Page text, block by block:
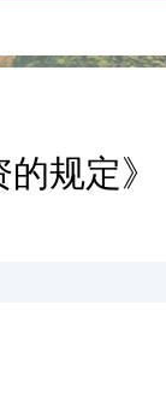
规定》